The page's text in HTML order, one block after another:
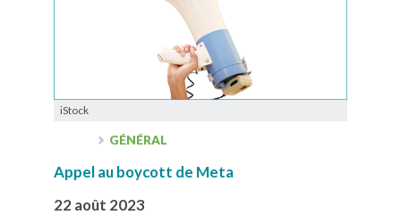
iStock
GÉNÉRAL
Appel au boycott de Meta
22 août 2023